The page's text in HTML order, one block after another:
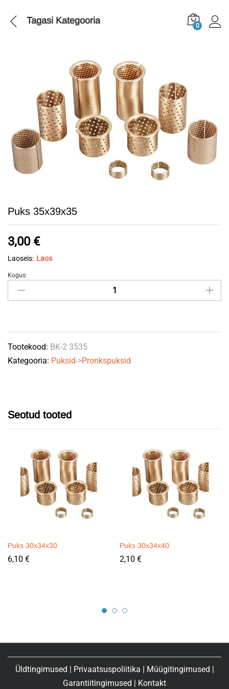
Tagasi Kategooria 0
Puks 35x39x35
3,00 €
Laoseis: Laos
Puks
35x39x35
Kogus:
Tootekood: BK-2 3535
Kategooria: Puksid->Pronkspuksid
Seotud tooted
Puks 30x34x30
6,10 €
Puks 30x34x40
2,10 €
Üldtingimused | Privaatsuspoliitika | Müügitingimused |
Garantiitingimused | Kontakt